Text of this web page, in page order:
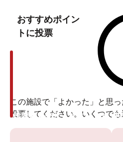
おすすめポイン
トに投票
この施設で「よかった」と思
投票してください。いくつでも
投票ありがとうございます